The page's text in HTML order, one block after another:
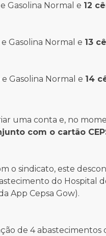
Gasolina Normal e 12
Gasolina Normal e 13
Gasolina Normal e 14
uma conta e, no
com o cartão
o sindicato, este
do Hospital
App Cepsa Gow).
de 4 abastecimentos